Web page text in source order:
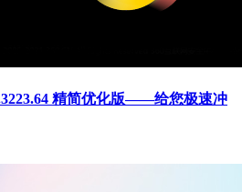
精简优化版——给您极速冲